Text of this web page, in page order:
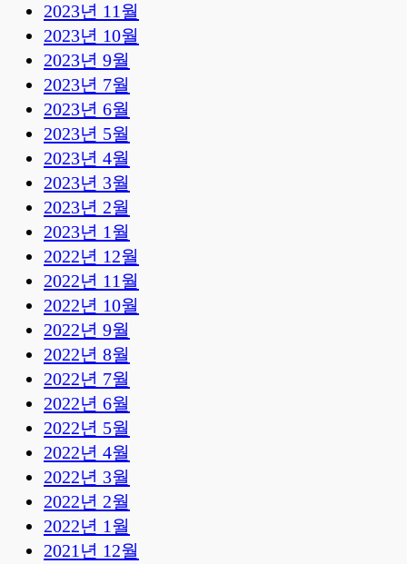
2023년 11월
2023년 10월
2023년 9월
2023년 7월
2023년 6월
2023년 5월
2023년 4월
2023년 3월
2023년 2월
2023년 1월
2022년 12월
2022년 11월
2022년 10월
2022년 9월
2022년 8월
2022년 7월
2022년 6월
2022년 5월
2022년 4월
2022년 3월
2022년 2월
2022년 1월
2021년 12월